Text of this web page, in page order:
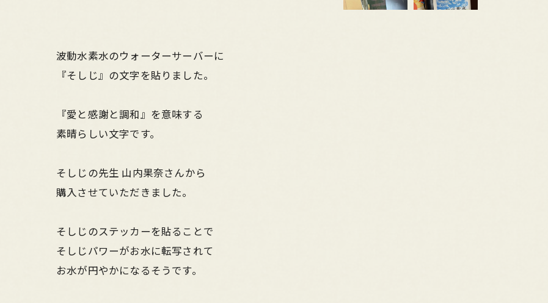
波動水素水のウォーターサーバーに
『そしじ』の文字を貼りました。
『愛と感謝と調和』を意味する
素晴らしい文字です。
そしじの先生 山内果奈さんから
購入させていただきました。
そしじのステッカーを貼ることで
そしじパワーがお水に転写されて
お水が円やかになるそうです。